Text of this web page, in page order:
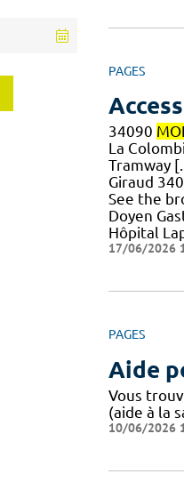
PAGES
34090
La
Tramway
Giraud
See the
Doyen
Hôpital
17/06/2026
PAGES
Aide
Vous
(aide à la
10/06/2026